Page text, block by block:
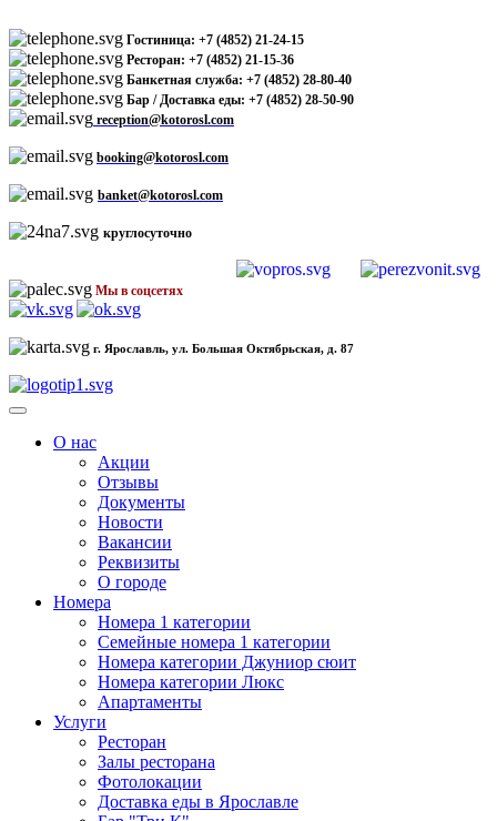
Гостиница: +7 (4852) 21-24-15
Ресторан: +7 (4852) 21-15-36
Банкетная служба: +7 (4852) 28-80-40
Бар / Доставка еды: +7 (4852) 28-50-90
reception@kotorosl.com
booking@kotorosl.com
banket@kotorosl.com
круглосуточно
Мы в соцсетях
г. Ярославль, ул. Большая Октябрьская, д. 87
О нас
Акции
Отзывы
Документы
Новости
Вакансии
Реквизиты
О городе
Номера
Номера 1 категории
Семейные номера 1 категории
Номера категории Джуниор сюит
Номера категории Люкс
Апартаменты
Услуги
Ресторан
Залы ресторана
Фотолокации
Доставка еды в Ярославле